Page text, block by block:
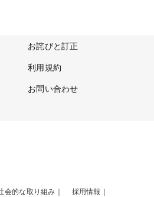
お詫びと訂正
利用規約
お問い合わせ
会的な取り組み 採用情報